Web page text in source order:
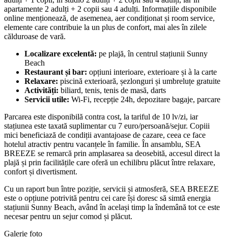
apartamente 2 adulți + 2 copii sau 4 adulți. Informațiile disponibile
online menționează, de asemenea, aer condiționat și room service,
elemente care contribuie la un plus de confort, mai ales în zilele
călduroase de vară.
Localizare excelentă: pe plajă, în centrul stațiunii Sunny
Beach
Restaurant și bar: opțiuni interioare, exterioare și à la carte
Relaxare: piscină exterioară, șezlonguri și umbreluțe gratuite
Activități: biliard, tenis, tenis de masă, darts
Servicii utile: Wi‑Fi, recepție 24h, depozitare bagaje, parcare
Parcarea este disponibilă contra cost, la tariful de 10 lv/zi, iar
stațiunea este taxată suplimentar cu 7 euro/persoană/sejur. Copiii
mici beneficiază de condiții avantajoase de cazare, ceea ce face
hotelul atractiv pentru vacanțele în familie. În ansamblu, SEA
BREEZE se remarcă prin amplasarea sa deosebită, accesul direct la
plajă și prin facilitățile care oferă un echilibru plăcut între relaxare,
confort și divertisment.
Cu un raport bun între poziție, servicii și atmosferă, SEA BREEZE
este o opțiune potrivită pentru cei care își doresc să simtă energia
stațiunii Sunny Beach, având în același timp la îndemână tot ce este
necesar pentru un sejur comod și plăcut.
Galerie foto